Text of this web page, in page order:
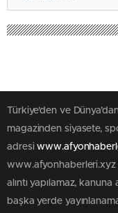
Türkiye'den ve
magazinden siyasete,
adresi
alıntı yapılamaz,
başka yerde